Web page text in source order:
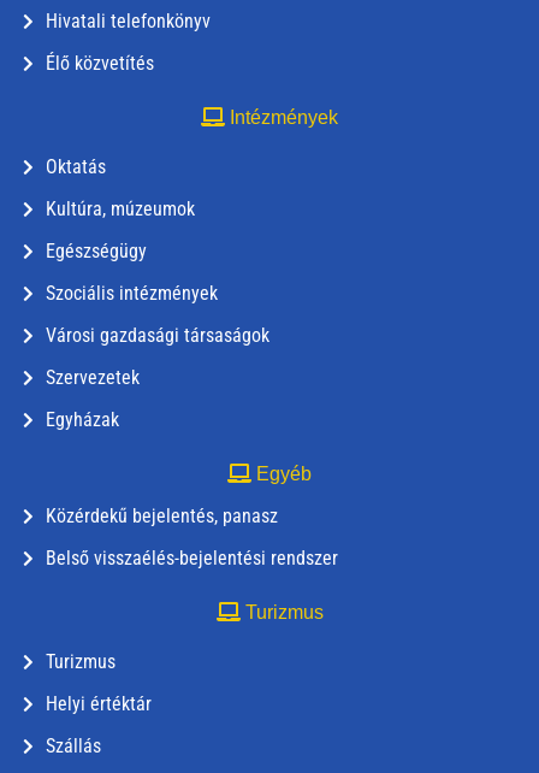
Hivatali telefonkönyv
Élő közvetítés
Intézmények
Oktatás
Kultúra, múzeumok
Egészségügy
Szociális intézmények
Városi gazdasági társaságok
Szervezetek
Egyházak
Egyéb
Közérdekű bejelentés, panasz
Belső visszaélés-bejelentési rendszer
Turizmus
Turizmus
Helyi értéktár
Szállás